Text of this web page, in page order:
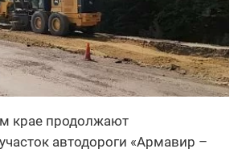
крае продолжают
автодороги «Армавир –